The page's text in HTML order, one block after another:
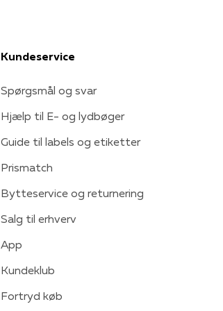
Kundeservice
Spørgsmål og svar
Hjælp til E- og lydbøger
Guide til labels og etiketter
Prismatch
Bytteservice og returnering
Salg til erhverv
App
Kundeklub
Fortryd køb